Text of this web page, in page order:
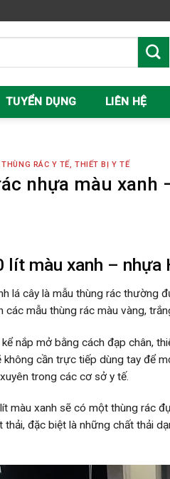
TUYỂN DỤNG LIÊN HỆ
THÙNG RÁC Y TẾ, THIẾT BỊ Y TẾ
nhựa màu xanh
lít màu xanh – nhựa
lá cây là mẫu thùng rác thường
mẫu thùng rác màu vàng,
nắp mở bằng cách đạp chân,
không cần trực tiếp dùng tay để
trong các cơ sở y tế.
màu xanh sẽ có một thùng rác
đặc biệt là những chất thải